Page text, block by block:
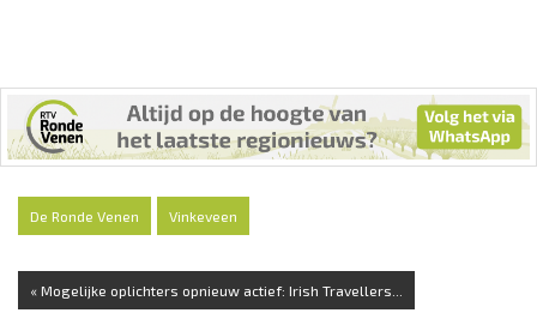
De Ronde Venen Vinkeveen
« Mogelijke oplichters opnieuw actief: Irish Travellers...